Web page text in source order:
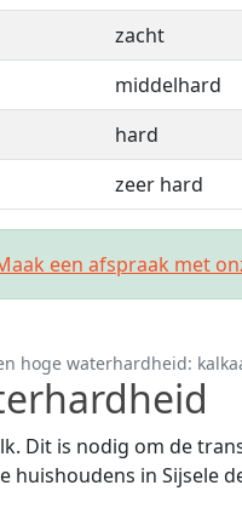
zacht
middelhard
hard
zeer hard
een afspraak met
hoge waterhardheid:
Dit is nodig om de
huishoudens in Sijsele